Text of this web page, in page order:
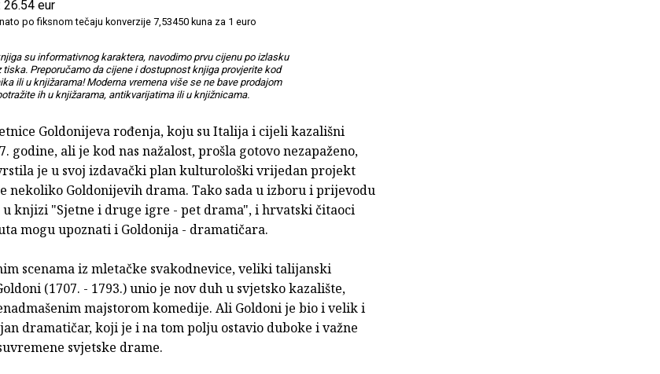
26.54 eur
po fiksnom tečaju konverzije 7,53450 kuna za 1 euro
su informativnog karaktera, navodimo prvu cijenu po izlasku
tiska. Preporučamo da cijene i dostupnost knjiga provjerite kod
ili u knjižarama! Moderna vremena više se ne bave prodajom
ih u knjižarama, antikvarijatima ili u knjižnicama.
Goldonijeva rođenja, koju su Italija i cijeli kazališni
godine, ali je kod nas nažalost, prošla gotovo nezapaženo,
je u svoj izdavački plan kulturološki vrijedan projekt
nekoliko Goldonijevih drama. Tako sada u izboru i prijevodu
u knjizi "Sjetne i druge igre - pet drama", i hrvatski čitaoci
mogu upoznati i Goldonija - dramatičara.
scenama iz mletačke svakodnevice, veliki talijanski
(1707. - 1793.) unio je nov duh u svjetsko kazalište,
majstorom komedije. Ali Goldoni je bio i velik i
dramatičar, koji je i na tom polju ostavio duboke i važne
svjetske drame.